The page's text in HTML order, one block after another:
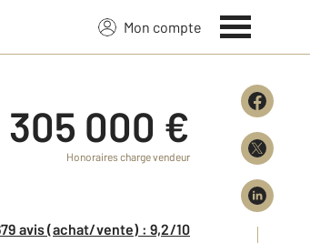
Mon compte
305 000 €
Honoraires charge vendeur
679 avis (achat/vente) : 9,2/10